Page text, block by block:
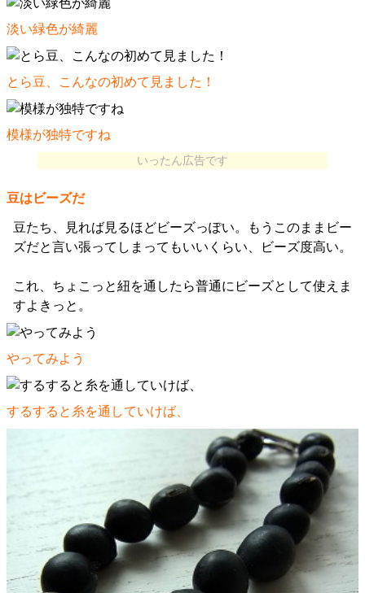
淡い緑色が綺麗
とら豆、こんなの初めて見ました！
模様が独特ですね
いったん広告です
豆はビーズだ
豆たち、見れば見るほどビーズっぽい。もうこのままビー
ズだと言い張ってしまってもいいくらい、ビーズ度高い。
これ、ちょこっと紐を通したら普通にビーズとして使えま
すよきっと。
やってみよう
するすると糸を通していけば、